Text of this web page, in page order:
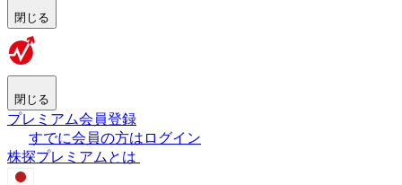
閉じる
閉じる
プレミアム会員登録
すでに会員の方はログイン
株探プレミアムとは